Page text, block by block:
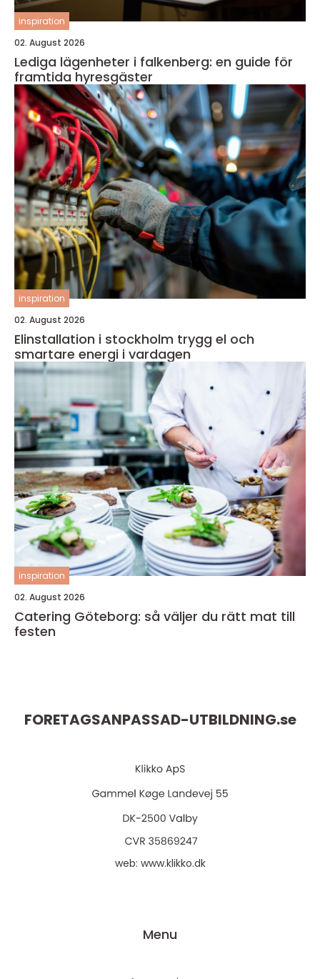
inspiration
02. August 2026
Lediga lägenheter i falkenberg: en guide för
framtida hyresgäster
inspiration
02. August 2026
Elinstallation i stockholm trygg el och
smartare energi i vardagen
inspiration
02. August 2026
Catering Göteborg: så väljer du rätt mat till
festen
FORETAGSANPASSAD-UTBILDNING.se
web: www.klikko.dk
Menu